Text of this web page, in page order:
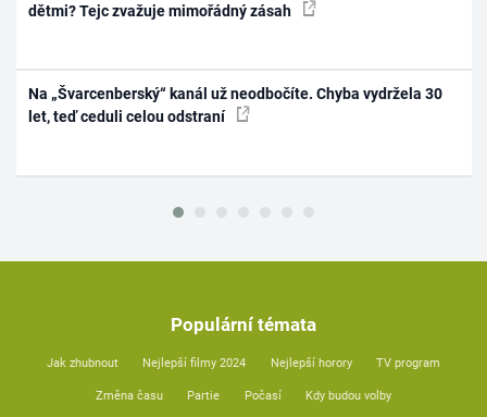
dětmi? Tejc zvažuje mimořádný zásah
Na „Švarcenberský“ kanál už neodbočíte. Chyba vydržela 30
let, teď ceduli celou odstraní
Populární témata
Jak zhubnout Nejlepší filmy 2024 Nejlepší horory TV program
Změna času Partie Počasí Kdy budou volby